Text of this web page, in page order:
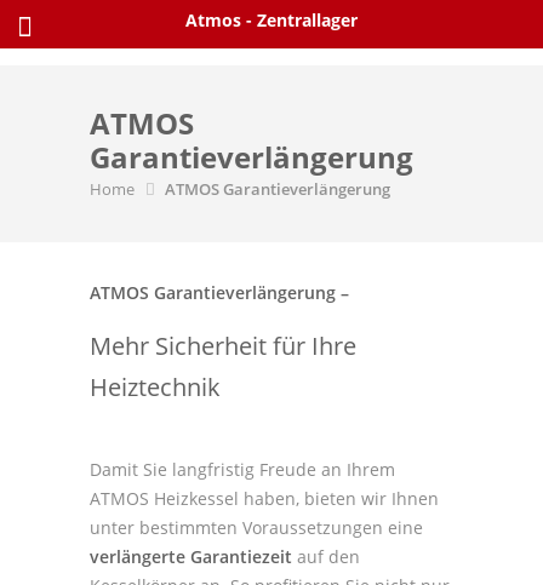
Skip
ATMOS
Garantieverlängerung
Home ATMOS Garantieverlängerung
ATMOS Garantieverlängerung –
Mehr Sicherheit für Ihre
Heiztechnik
Damit Sie langfristig Freude an Ihrem
ATMOS Heizkessel haben, bieten wir Ihnen
unter bestimmten Voraussetzungen eine
verlängerte Garantiezeit auf den
Atmos - Zentrallager